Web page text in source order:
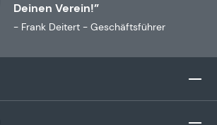
Deinen Verein!”
- Frank Deitert - Geschäftsführer